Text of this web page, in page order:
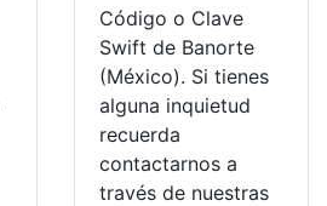
Código o Clave
Swift de Banorte
(México). Si tienes
alguna inquietud
recuerda
contactarnos a
través de nuestras